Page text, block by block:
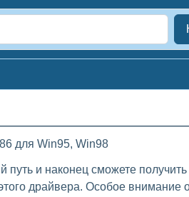
для Win95, Win98
путь и наконец сможете
драйвера. Особое внимание